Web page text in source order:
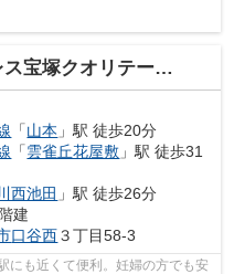
宝塚クオリテージⅠ
「山本 」駅 徒歩20分
「雲雀丘花屋敷 」駅 徒歩31
川西池田 」駅 徒歩26分
建
口谷西３丁目58-3
にも近くて便利。妊婦の方でも安